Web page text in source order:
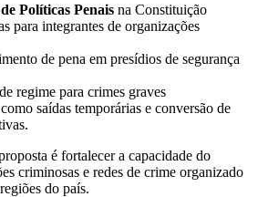
Políticas Penais na Constituição
para integrantes de organizações
de pena em presídios de segurança
regime para crimes graves
saídas temporárias e conversão de
é fortalecer a capacidade do
criminosas e redes de crime organizado
do país.